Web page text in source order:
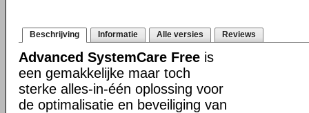
Beschrijving Informatie Alle versies Reviews
Advanced SystemCare Free is
een gemakkelijke maar toch
sterke alles-in-één oplossing voor
de optimalisatie en beveiliging van